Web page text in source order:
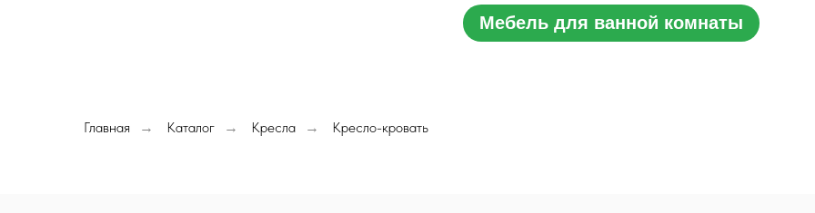
Мебель для ванной комнаты
Главная → Каталог → Кресла → Кресло-кровать